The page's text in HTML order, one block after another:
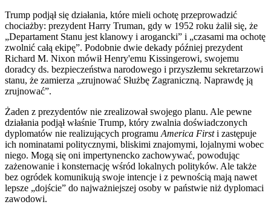
Trump podjął się działania, które mieli ochotę przeprowadzić
chociażby: prezydent Harry Truman, gdy w 1952 roku żalił się, że
„Departament Stanu jest klanowy i arogancki” i „czasami ma ochotę
zwolnić całą ekipę”. Podobnie dwie dekady później prezydent
Richard M. Nixon mówił Henry'emu Kissingerowi, swojemu
doradcy ds. bezpieczeństwa narodowego i przyszłemu sekretarzowi
stanu, że zamierza „zrujnować Służbę Zagraniczną. Naprawdę ją
zrujnować”.
Żaden z prezydentów nie zrealizował swojego planu. Ale pewne
działania podjął właśnie Trump, który zwalnia doświadczonych
dyplomatów nie realizujących programu America Firsti zastępuje
ich nominatami politycznymi, bliskimi znajomymi, lojalnymi wobec
niego. Mogą się oni impertynencko zachowywać, powodując
zażenowanie i konsternację wśród lokalnych polityków. Ale także
bez ogródek komunikują swoje intencje i z pewnością mają nawet
lepsze „dojście” do najważniejszej osoby w państwie niż dyplomaci
zawodowi.